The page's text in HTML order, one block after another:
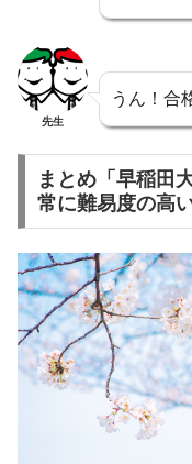
先生
うん！合
まとめ「早稲田
常に難易度の高